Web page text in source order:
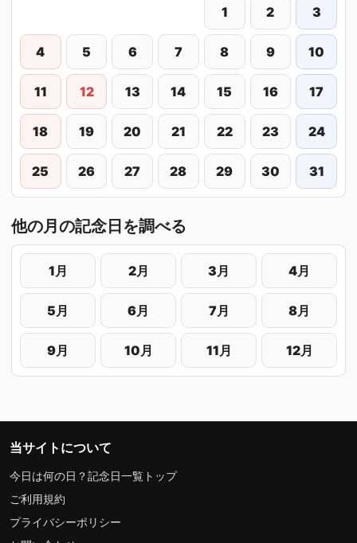
1 2 3
4 5 6 7 8 9 10
11 12 13 14 15 16 17
18 19 20 21 22 23 24
25 26 27 28 29 30 31
他の月の記念日を調べる
1月 2月 3月 4月
5月 6月 7月 8月
9月 10月 11月 12月
当サイトについて
今日は何の日？記念日一覧トップ
ご利用規約
プライバシーポリシー